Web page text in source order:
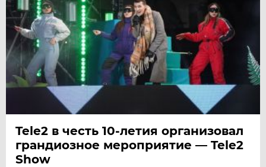
Tele2 в честь 10-летия организовал
грандиозное мероприятие — Tele2
Show